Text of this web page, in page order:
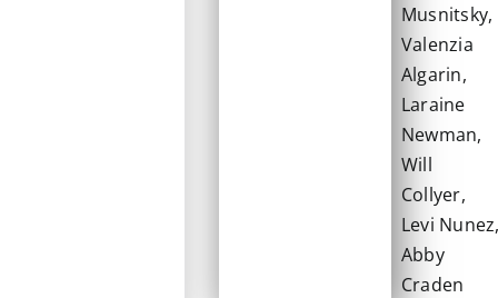
Musnitsky,
Valenzia
Algarin,
Laraine
Newman,
Will
Collyer,
Levi
Abby
Craden